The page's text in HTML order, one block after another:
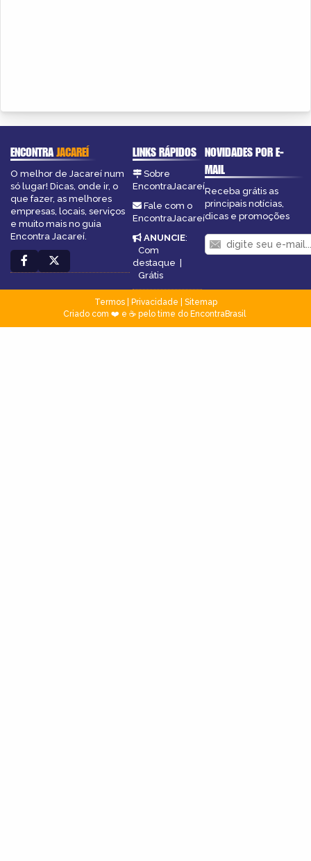
ENCONTRAJACAREÍ
O melhor de Jacareí num
só lugar! Dicas, onde ir, o
que fazer, as melhores
empresas, locais, serviços
e muito mais no guia
Encontra Jacareí.
LINKS RÁPIDOS
Sobre
EncontraJacareí
Fale com o
EncontraJacareí
ANUNCIE:
Com
destaque |
Grátis
NOVIDADES POR E-
MAIL
Receba grátis as
principais notícias,
dicas e promoções
Termos| Privacidade
Sitemap
Criado com ❤️ e ☕ pelo time do EncontraBrasil